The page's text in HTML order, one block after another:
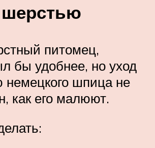
шерстью
питомец,
бы удобнее, но уход
немецкого шпица не
как его малюют.